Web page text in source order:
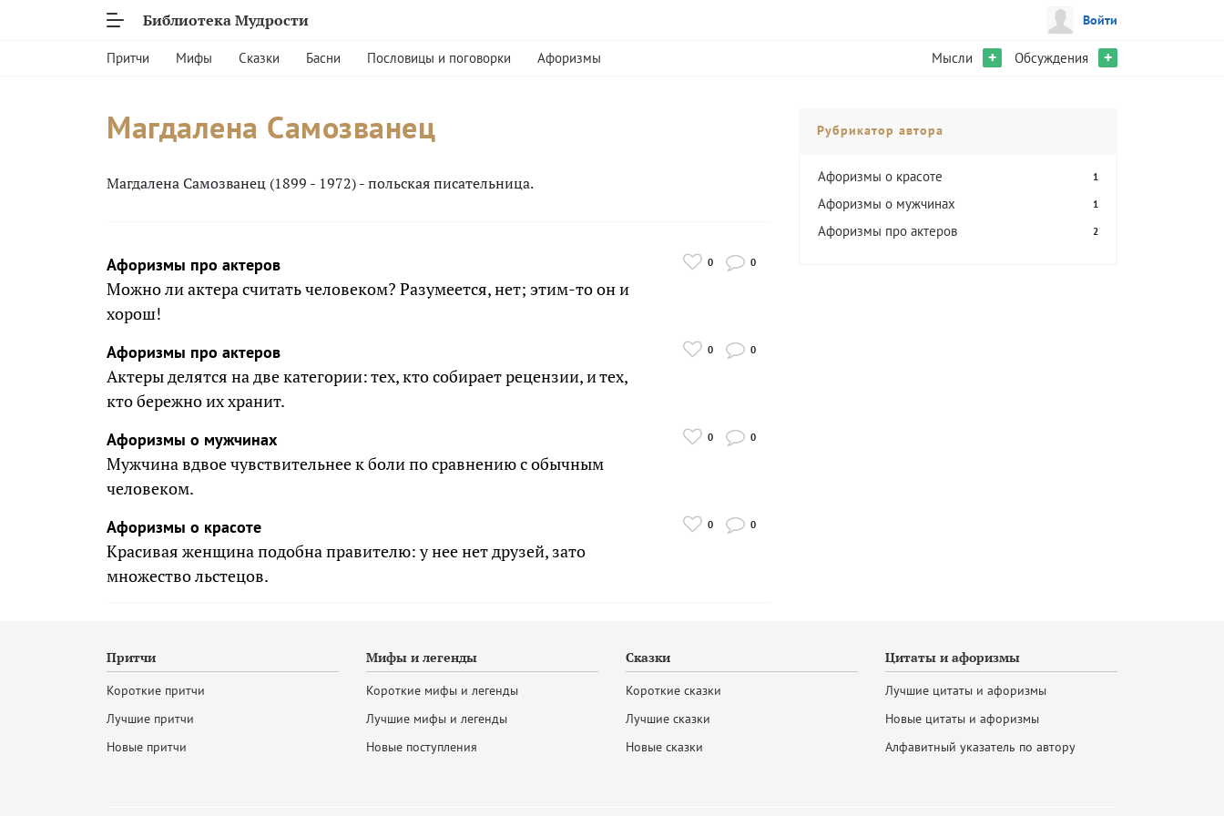
Библиотека Мудрости Войти
Притчи Мифы Сказки Басни Пословицы и поговорки Афоризмы Мысли + Обсуждения +
Магдалена Самозванец
Магдалена Самозванец (1899 - 1972) - польская писательница.
Афоризмы про актеров
Можно ли актера считать человеком? Разумеется, нет; этим-то он и
хорош!
0 0
Афоризмы про актеров
Актеры делятся на две категории: тех, кто собирает рецензии, и тех,
кто бережно их хранит.
0 0
Афоризмы о мужчинах
Мужчина вдвое чувствительнее к боли по сравнению с обычным
человеком.
0 0
Афоризмы о красоте
Красивая женщина подобна правителю: у нее нет друзей, зато
множество льстецов.
0 0
Рубрикатор автора
Афоризмы о красоте 1
Афоризмы о мужчинах 1
Афоризмы про актеров 2
Притчи
Короткие притчи
Лучшие притчи
Новые притчи
Мифы и легенды
Короткие мифы и легенды
Лучшие мифы и легенды
Новые поступления
Сказки
Короткие сказки
Лучшие сказки
Новые сказки
Цитаты и афоризмы
Лучшие цитаты и афоризмы
Новые цитаты и афоризмы
Алфавитный указатель по автору